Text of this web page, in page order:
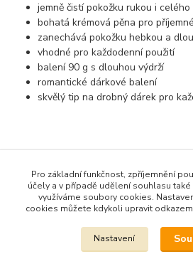
jemně čistí pokožku rukou i celého
bohatá krémová pěna pro
zanechává pokožku hebkou a
vhodné pro každodenní použití
balení 90 g s dlouhou výdrží
romantické dárkové balení
skvělý tip na drobný dárek pro
ČESKÁ MÝDLA a kosmetika
Mýdla 90 G
Pro základní funkčnost, zpříjemnění
účely a v případě udělení souhlasu
využíváme soubory cookies.
cookies můžete kdykoli upravit
Nastavení